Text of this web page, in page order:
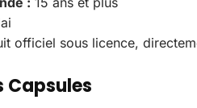
officiel sous licence,
Capsules